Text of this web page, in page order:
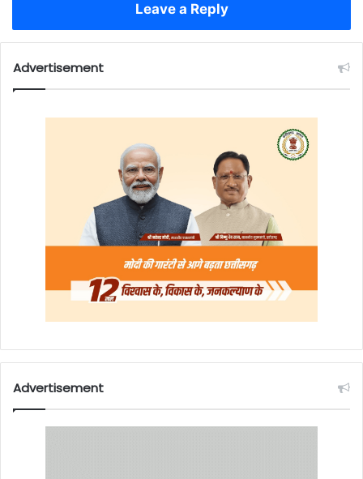
Leave a Reply
Advertisement
Advertisement